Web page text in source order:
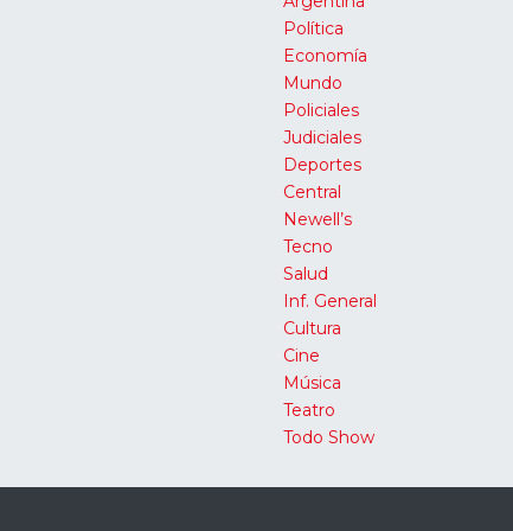
Política
Economía
Mundo
Policiales
Judiciales
Deportes
Central
Newell’s
Tecno
Salud
Inf. General
Cultura
Cine
Música
Teatro
Todo Show